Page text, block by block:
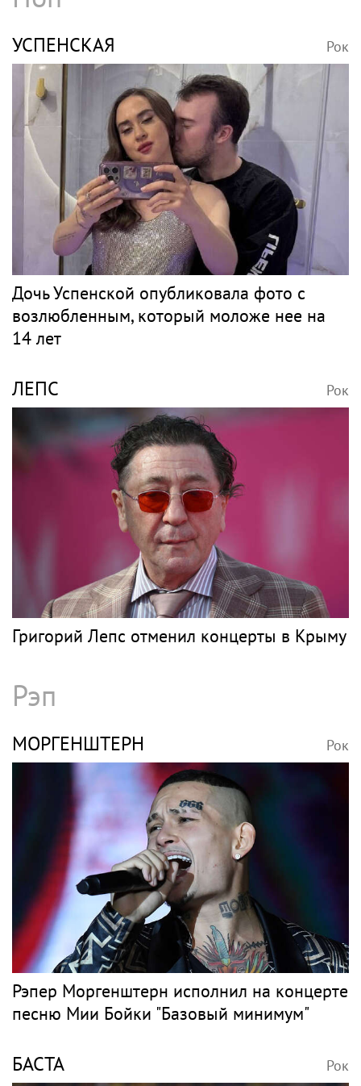
Архивный запрос Кортни Лав вновь
вернул внимание к делу Кобейна
КИНЧЕВ
фанаты Константина Кинчева
УСПЕНСКАЯ
Дочь Успенской опубликовала фото с
возлюбленным, который моложе нее на
14 лет
ЛЕПС